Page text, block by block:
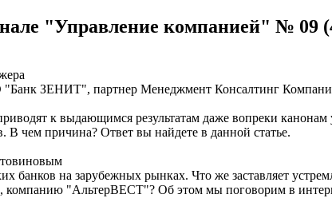
"Управление компанией" № 09
"Банк ЗЕНИТ", партнер Менеджмент Консалтинг
к выдающимся результатам даже вопреки
В чем причина? Ответ вы найдете в данной статье.
на зарубежных рынках. Что же заставляет
компанию "АльтерВЕСТ"? Об этом мы поговорим в